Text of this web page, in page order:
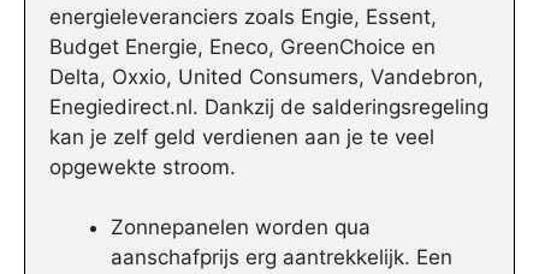
energieleveranciers zoals Engie, Essent,
Budget Energie, Eneco, GreenChoice en
Delta, Oxxio, United Consumers, Vandebron,
Enegiedirect.nl. Dankzij de salderingsregeling
kan je zelf geld verdienen aan je te veel
opgewekte stroom.
Zonnepanelen worden qua
aanschafprijs erg aantrekkelijk. Een